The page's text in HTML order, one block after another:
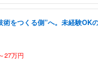
術をつくる側”へ。未経験OK
27万円